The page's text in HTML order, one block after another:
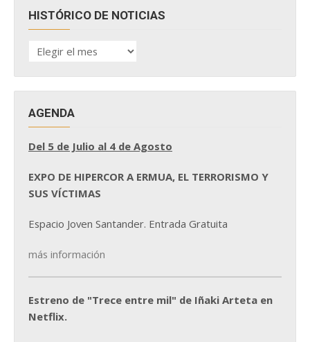
HISTÓRICO DE NOTICIAS
HISTÓRICO
DE
AGENDA
Del 5 de Julio al 4 de Agosto
EXPO DE HIPERCOR A ERMUA, EL TERRORISMO Y
SUS VÍCTIMAS
Espacio Joven Santander. Entrada Gratuita
más información
Estreno de "Trece entre mil" de Iñaki Arteta en
Netflix.